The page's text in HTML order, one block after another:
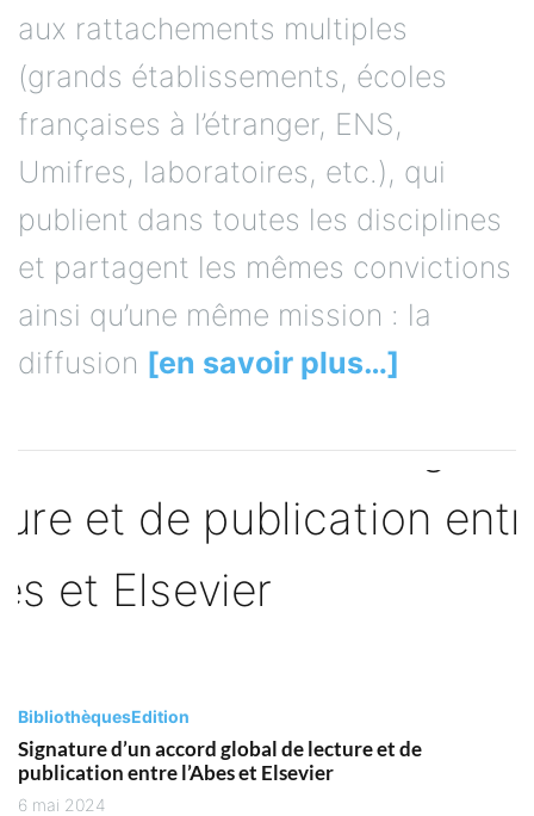
aux rattachements multiples
(grands établissements, écoles
françaises à l’étranger, ENS,
Umifres, laboratoires, etc.), qui
publient dans toutes les disciplines
et partagent les mêmes convictions
ainsi qu’une même mission : la
diffusion [en savoir plus…]
BibliothèquesEdition
Signature d’un accord global de lecture et de
publication entre l’Abes et Elsevier
6 mai 2024